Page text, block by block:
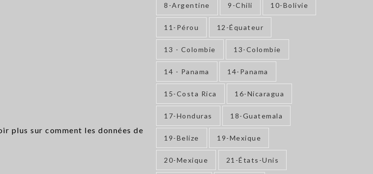
plus sur comment les données de
8-Argentine 9-Chili 10-Bolivie
11-Pérou 12-Équateur
13 - Colombie 13-Colombie
14 - Panama 14-Panama
15-Costa Rica 16-Nicaragua
17-Honduras 18-Guatemala
19-Belize 19-Mexique
20-Mexique 21-États-Unis